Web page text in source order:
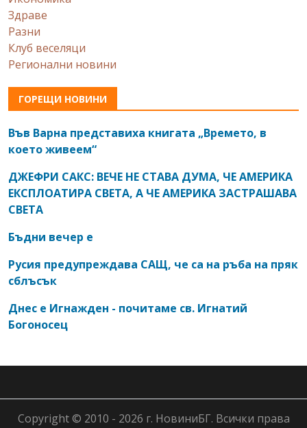
Здраве
Разни
Клуб веселяци
Регионални новини
ГОРЕЩИ НОВИНИ
Във Варна представиха книгата „Времето, в
което живеем“
ДЖЕФРИ САКС: ВЕЧЕ НЕ СТАВА ДУМА, ЧЕ АМЕРИКА
ЕКСПЛОАТИРА СВЕТА, А ЧЕ АМЕРИКА ЗАСТРАШАВА
СВЕТА
Бъдни вечер е
Русия предупреждава САЩ, че са на ръба на пряк
сблъсък
Днес е Игнажден - почитаме св. Игнатий
Богоносец
Copyright © 2010 - 2026 г. НовиниБГ. Всички права